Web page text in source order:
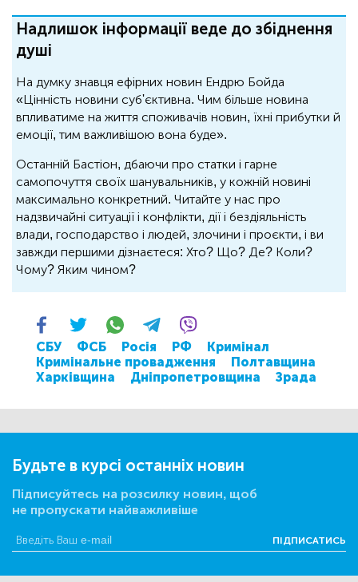
Надлишок інформації веде до збіднення
душі
На думку знавця ефірних новин Ендрю Бойда
«Цінність новини суб'єктивна. Чим більше новина
впливатиме на життя споживачів новин, їхні прибутки й
емоції, тим важливішою вона буде».
Останній Бастіон, дбаючи про статки і гарне
самопочуття своїх шанувальників, у кожній новині
максимально конкретний. Читайте у нас про
надзвичайні ситуації і конфлікти, дії і бездіяльність
влади, господарство і людей, злочини і проєкти, і ви
завжди першими дізнаєтеся: Хто? Що? Де? Коли?
Чому? Яким чином?
СБУ ФСБ Росія РФ
Кримінал
Кримінальне провадження
Полтавщина
Харківщина
Дніпропетровщина Зрада
Будьте в курсі останніх новин
Підписуйтесь на розсилку новин, щоб
не пропускати найважливіше
ПІДПИСАТИСЬ